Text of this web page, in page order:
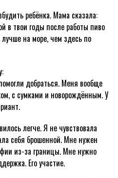
ребёнка. Мама сказала:
в твои годы после работы пиво
на море, чем здесь по
добраться. Меня вообще
с сумками и новорождённым. У
легче. Я не чувствовала
себя брошенной. Мне нужен
из-за границы. Мне нужно
Его участие.